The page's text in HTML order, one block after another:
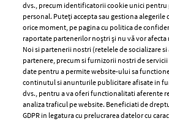
dvs., precum identificatorii cookie unici pentru
personal. Puteți accepta sau gestiona alegerile
orice moment, pe pagina cu politica de
raportate partenerilor noștri și nu vă vor afecta
Noi si partenerii nostri (retelele de socializare
partenere, precum si furnizorii nostri de
date pentru a permite website-ului sa
continutul si anunturile publicitare afisate in
dvs., pentru a va oferi functionalitati aferente
analiza traficul pe website. Beneficiati de
GDPR in legatura cu prelucrarea datelor cu